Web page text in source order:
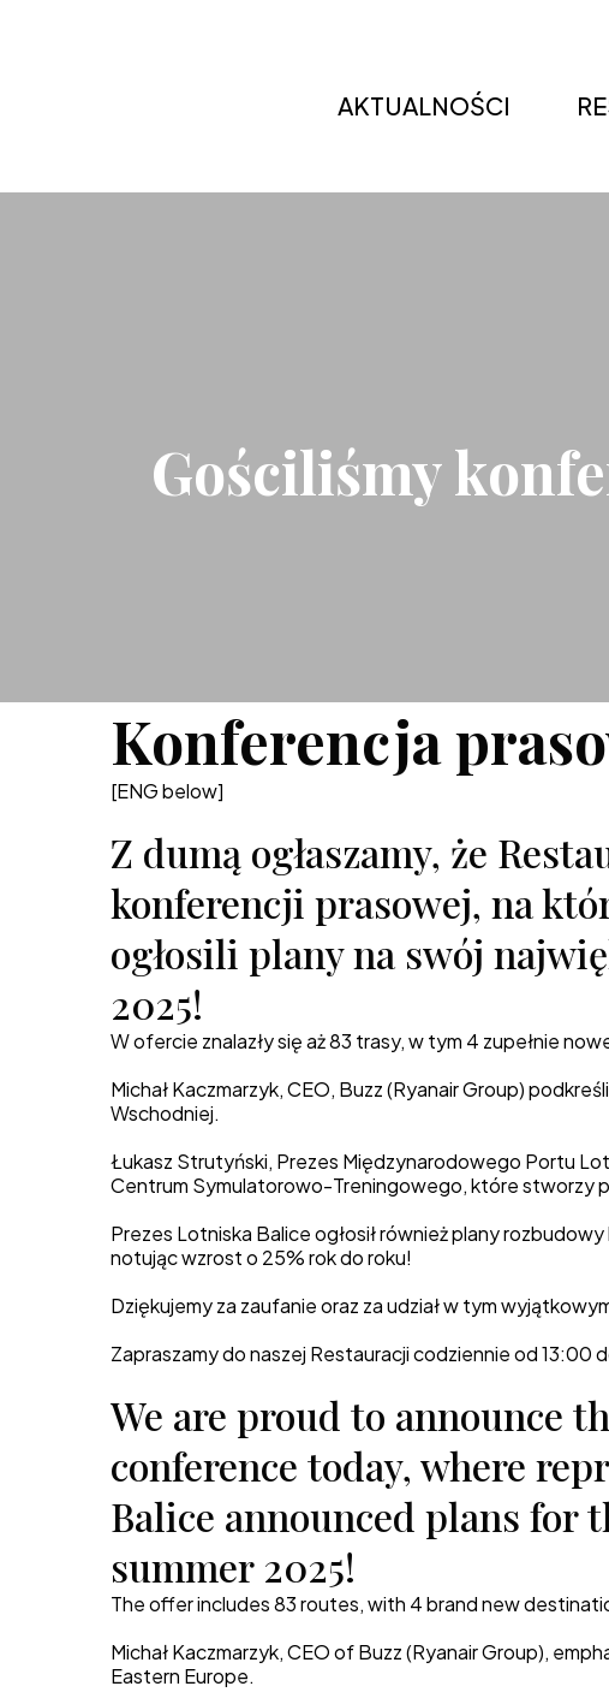
AKTUALNOŚCI
Gościliśmy
Konferencja
[ENG below]
Z dumą ogłaszamy, że
konferencji prasowej, na
ogłosili plany na swój
2025!
W ofercie znalazły się aż 83 trasy, w tym 4 zupełnie
Michał Kaczmarzyk, CEO, Buzz (Ryanair Group)
Wschodniej.
Łukasz Strutyński, Prezes Międzynarodowego Portu
Centrum Symulatorowo-Treningowego, które stworzy
Prezes Lotniska Balice ogłosił również plany
notując wzrost o 25% rok do roku!
Dziękujemy za zaufanie oraz za udział w tym
Zapraszamy do naszej Restauracji codziennie od 13:00
We are proud to announce
conference today, where
Balice announced plans
summer 2025!
The offer includes 83 routes, with 4 brand new
Michał Kaczmarzyk, CEO of Buzz (Ryanair Group),
Eastern Europe.